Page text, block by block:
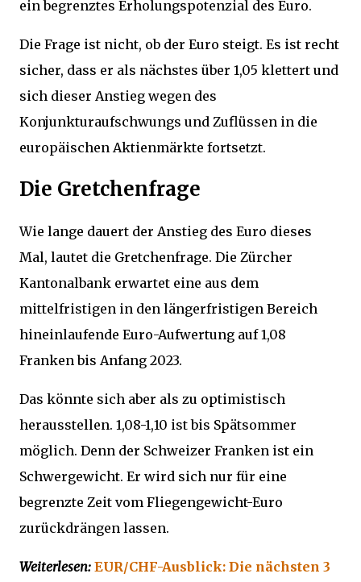
ein begrenztes Erholungspotenzial des Euro.
Die Frage ist nicht, ob der Euro steigt. Es ist recht
sicher, dass er als nächstes über 1,05 klettert und
sich dieser Anstieg wegen des
Konjunkturaufschwungs und Zuflüssen in die
europäischen Aktienmärkte fortsetzt.
Die Gretchenfrage
Wie lange dauert der Anstieg des Euro dieses
Mal, lautet die Gretchenfrage. Die Zürcher
Kantonalbank erwartet eine aus dem
mittelfristigen in den längerfristigen Bereich
hineinlaufende Euro-Aufwertung auf 1,08
Franken bis Anfang 2023.
Das könnte sich aber als zu optimistisch
herausstellen. 1,08-1,10 ist bis Spätsommer
möglich. Denn der Schweizer Franken ist ein
Schwergewicht. Er wird sich nur für eine
begrenzte Zeit vom Fliegengewicht-Euro
zurückdrängen lassen.
Weiterlesen: EUR/CHF-Ausblick: Die nächsten 3